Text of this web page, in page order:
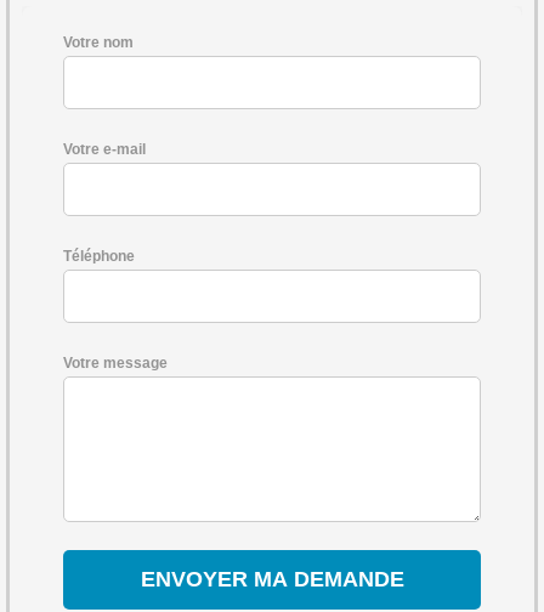
Votre nom
Votre e-mail
Téléphone
Votre message